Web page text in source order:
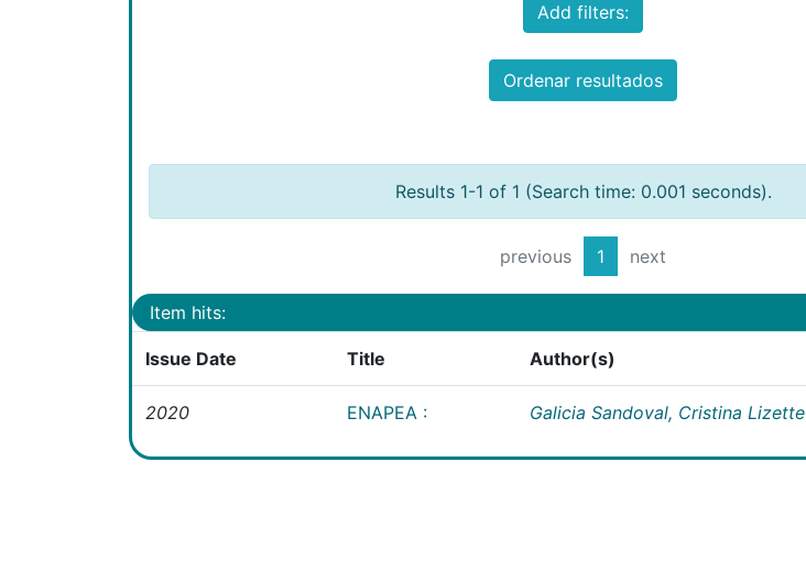
Add filters:
Ordenar resultados
Results 1-1 of 1 (Search time: 0.001 seconds).
previous 1 next
Item hits:
Issue Date Title Author(s)
2020 ENAPEA : Galicia Sandoval, Cristina Lizette